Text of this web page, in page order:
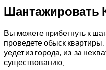
Шантажировать
Вы можете прибегнуть к
проведете обыск
уедет из города, из-за
существованию.